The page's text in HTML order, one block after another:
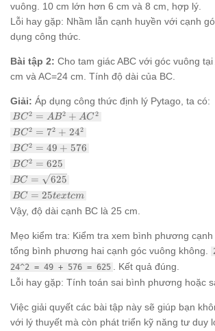
vuông. 10 cm lớn hơn 6 cm và 8 cm, hợp lý.
Lỗi hay gặp: Nhầm lẫn cạnh huyền với cạnh
dụng công thức.
Bài tập 2: Cho tam giác ABC với góc vuông tại
cm và AC=24 cm. Tính độ dài của BC.
Giải: Áp dụng công thức định lý Pytago, ta có:
BC^2
=
AB^2
+
AC^2
BC2 = AB2 + AC2
BC^2
=
7^2
+
24^2
BC2 = 72 + 242
BC^2
= 49
+
576
BC2 = 49 + 576
BC^2
=
625
BC2 = 625
BC =
\sqrt{625}
BC =
625
BC =
25text{
cm}
BC = 25textcm
Vậy, độ dài cạnh BC là 25 cm.
Mẹo kiểm tra: Kiểm tra xem bình phương
tổng bình phương hai cạnh góc vuông không.
24^2 = 49 + 576 = 625 . Kết quả đúng.
Lỗi hay gặp: Tính toán sai bình phương hoặc
Việc giải quyết các bài tập này sẽ giúp bạn
với lý thuyết mà còn phát triển kỹ năng tư duy